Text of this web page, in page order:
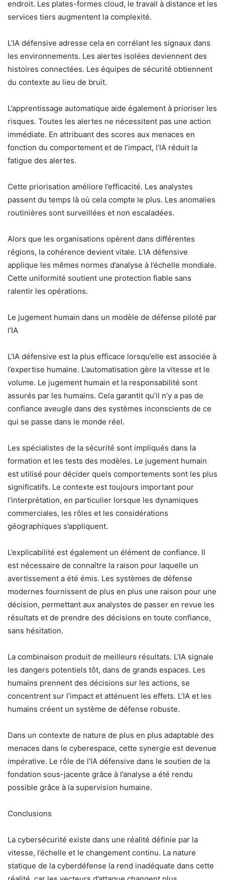
endroit. Les plates-formes cloud, le travail à distance et les
services tiers augmentent la complexité.
L’IA défensive adresse cela en corrélant les signaux dans
les environnements. Les alertes isolées deviennent des
histoires connectées. Les équipes de sécurité obtiennent
du contexte au lieu de bruit.
L’apprentissage automatique aide également à prioriser les
risques. Toutes les alertes ne nécessitent pas une action
immédiate. En attribuant des scores aux menaces en
fonction du comportement et de l’impact, l’IA réduit la
fatigue des alertes.
Cette priorisation améliore l’efficacité. Les analystes
passent du temps là où cela compte le plus. Les anomalies
routinières sont surveillées et non escaladées.
Alors que les organisations opèrent dans différentes
régions, la cohérence devient vitale. L’IA défensive
applique les mêmes normes d’analyse à l’échelle mondiale.
Cette uniformité soutient une protection fiable sans
ralentir les opérations.
Le jugement humain dans un modèle de défense piloté par
l’IA
L’IA défensive est la plus efficace lorsqu’elle est associée à
l’expertise humaine. L’automatisation gère la vitesse et le
volume. Le jugement humain et la responsabilité sont
assurés par les humains. Cela garantit qu’il n’y a pas de
confiance aveugle dans des systèmes inconscients de ce
qui se passe dans le monde réel.
Les spécialistes de la sécurité sont impliqués dans la
formation et les tests des modèles. Le jugement humain
est utilisé pour décider quels comportements sont les plus
significatifs. Le contexte est toujours important pour
l’interprétation, en particulier lorsque les dynamiques
commerciales, les rôles et les considérations
géographiques s’appliquent.
L’explicabilité est également un élément de confiance. Il
est nécessaire de connaître la raison pour laquelle un
avertissement a été émis. Les systèmes de défense
modernes fournissent de plus en plus une raison pour une
décision, permettant aux analystes de passer en revue les
résultats et de prendre des décisions en toute confiance,
sans hésitation.
La combinaison produit de meilleurs résultats. L’IA signale
les dangers potentiels tôt, dans de grands espaces. Les
humains prennent des décisions sur les actions, se
concentrent sur l’impact et atténuent les effets. L’IA et les
humains créent un système de défense robuste.
Dans un contexte de nature de plus en plus adaptable des
menaces dans le cyberespace, cette synergie est devenue
impérative. Le rôle de l’IA défensive dans le soutien de la
fondation sous-jacente grâce à l’analyse a été rendu
possible grâce à la supervision humaine.
Conclusions
La cybersécurité existe dans une réalité définie par la
vitesse, l’échelle et le changement continu. La nature
statique de la cyberdéfense la rend inadéquate dans cette